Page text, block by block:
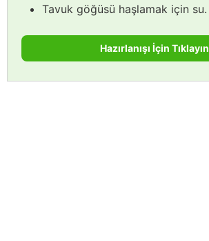
Tavuk göğüsü haşlamak için su.
Hazırlanışı İçin Tıklayın